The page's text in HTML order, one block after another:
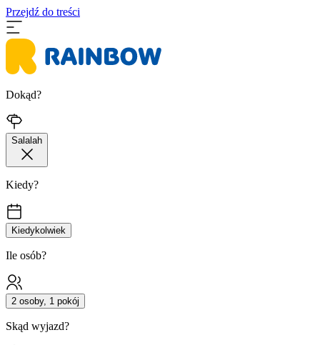
Przejdź do treści
Dokąd?
Salalah
Kiedy?
Kiedykolwiek
Ile osób?
2 osoby, 1 pokój
Skąd wyjazd?